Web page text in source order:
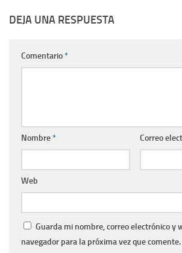
DEJA UNA RESPUESTA
Comentario*
Nombre* Correo
Web
Guarda mi nombre, correo electrónico y
navegador para la próxima vez que comente.